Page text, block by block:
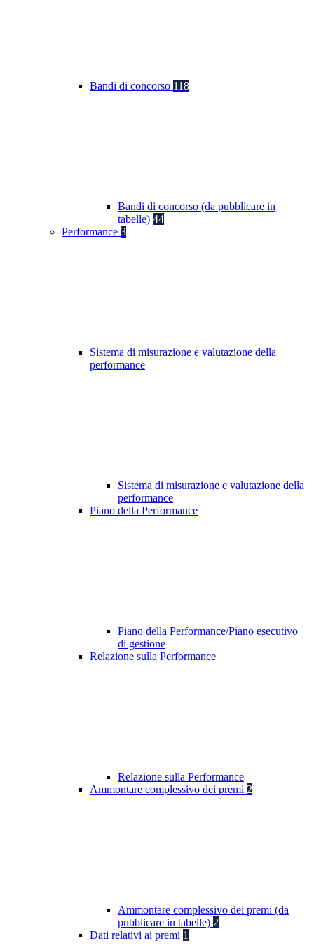
Bandi di concorso 118
Bandi di concorso (da pubblicare in
tabelle) 44
Performance 3
Sistema di misurazione e valutazione della
performance
Sistema di misurazione e valutazione della
performance
Piano della Performance
Piano della Performance/Piano esecutivo
di gestione
Relazione sulla Performance
Relazione sulla Performance
Ammontare complessivo dei premi 2
Ammontare complessivo dei premi (da
pubblicare in tabelle) 2
Dati relativi ai premi 1